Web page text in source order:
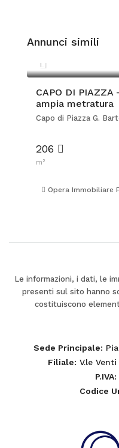
Annunci simili
CAPO DI
ampia metratura
Capo di Piazza G.
206
m²
Opera Immobiliare
Le informazioni, i dati, le
presenti sul sito hanno
costituiscono
Sede Principale:
Filiale: V.le
P.IVA:
Codice